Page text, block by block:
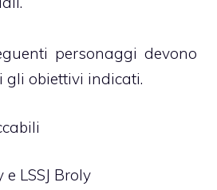
personaggi devono
gli obiettivi indicati.
LSSJ Broly